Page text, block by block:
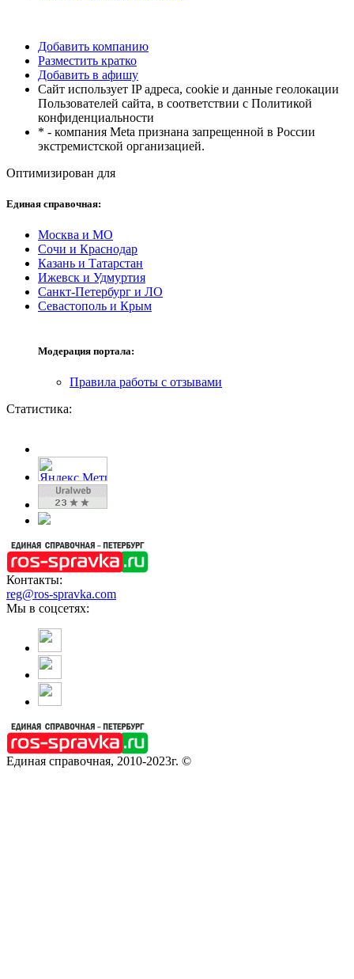
Добавить компанию
Разместить кратко
Добавить в афишу
Сайт использует IP адреса, cookie и данные геолокации
Пользователей сайта, в соответствии с Политикой
конфиденциальности
* - компания Meta признана запрещенной в России
экстремистской организацией.
Оптимизирован для
Единая справочная:
Москва и МО
Сочи и Краснодар
Казань и Татарстан
Ижевск и Удмуртия
Санкт-Петербург и ЛО
Севастополь и Крым
Модерация портала:
Правила работы с отзывами
Статистика:
Контакты:
reg@ros-spravka.com
Мы в соцсетях:
Единая справочная, 2010-2023г. ©